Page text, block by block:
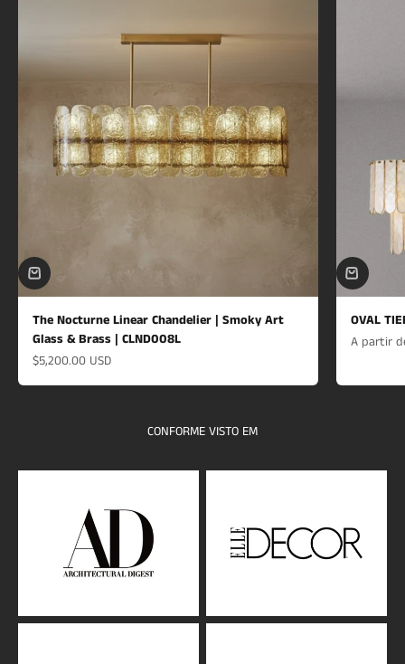
The Nocturne Linear Chandelier | Smoky Art
Glass & Brass | CLND008L
Preço de venda
$5,200.00 USD
OVAL
Preço de
A partir
CONFORME VISTO EM